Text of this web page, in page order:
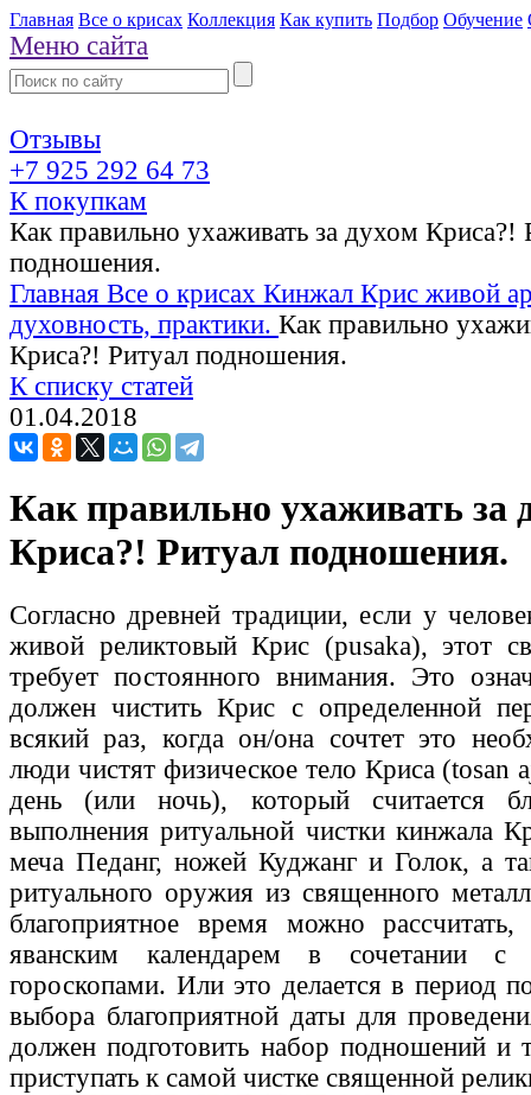
Главная Все о крисах Коллекция Как купить Подбор Обучение
Меню сайта
Отзывы
+7 925 292 64 73
К покупкам
Как правильно ухаживать за духом Криса?!
подношения.
Главная Все о крисах Кинжал Крис живой
духовность, практики. Как правильно
Криса?! Ритуал подношения.
К списку статей
01.04.2018
Как правильно ухаживать за
Криса?! Ритуал подношения.
Согласно древней традиции, если у
живой реликтовый Крис (pusaka), этот
требует постоянного внимания. Это
должен чистить Крис с определенной
всякий раз, когда он/она сочтет это
люди чистят физическое тело Криса (tosan
день (или ночь), который считается
выполнения ритуальной чистки кинжала
меча Педанг, ножей Куджанг и Голок, а
ритуального оружия из священного
благоприятное время можно рассчитать,
яванским календарем в сочетании с
гороскопами. Или это делается в период
выбора благоприятной даты для
должен подготовить набор подношений и
приступать к самой чистке священной